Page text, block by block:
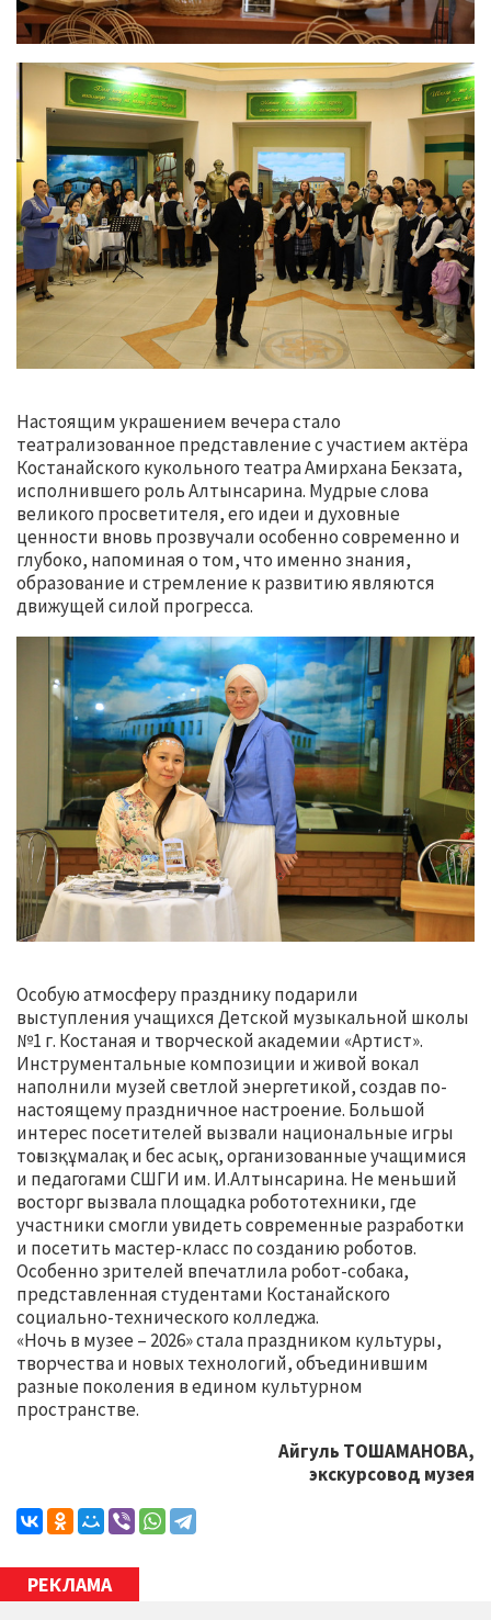
Настоящим украшением вечера стало
театрализованное представление с участием актёра
Костанайского кукольного театра Амирхана Бекзата,
исполнившего роль Алтынсарина. Мудрые слова
великого просветителя, его идеи и духовные
ценности вновь прозвучали особенно современно и
глубоко, напоминая о том, что именно знания,
образование и стремление к развитию являются
движущей силой прогресса.
Особую атмосферу празднику подарили
выступления учащихся Детской музыкальной школы
№1 г. Костаная и творческой академии «Артист».
Инструментальные композиции и живой вокал
наполнили музей светлой энергетикой, создав по-
настоящему праздничное настроение. Большой
интерес посетителей вызвали национальные игры
тоғызқұмалақ и бес асық, организованные учащимися
и педагогами СШГИ им. И.Алтынсарина. Не меньший
восторг вызвала площадка робототехники, где
участники смогли увидеть современные разработки
и посетить мастер-класс по созданию роботов.
Особенно зрителей впечатлила робот-собака,
представленная студентами Костанайского
социально-технического колледжа.
«Ночь в музее – 2026» стала праздником культуры,
творчества и новых технологий, объединившим
разные поколения в едином культурном
пространстве.
Айгуль ТОШАМАНОВА,
экскурсовод музея
РЕКЛАМА